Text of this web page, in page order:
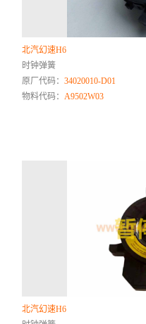
北汽幻速H6
时钟弹簧
原厂代码：34020010-D01
物料代码： A9502W03
北汽幻速H6